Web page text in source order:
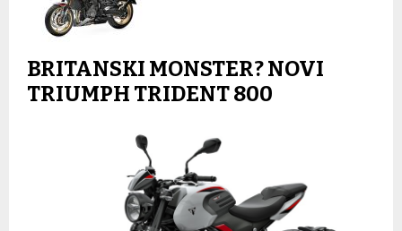
BRITANSKI MONSTER? NOVI
TRIUMPH TRIDENT 800